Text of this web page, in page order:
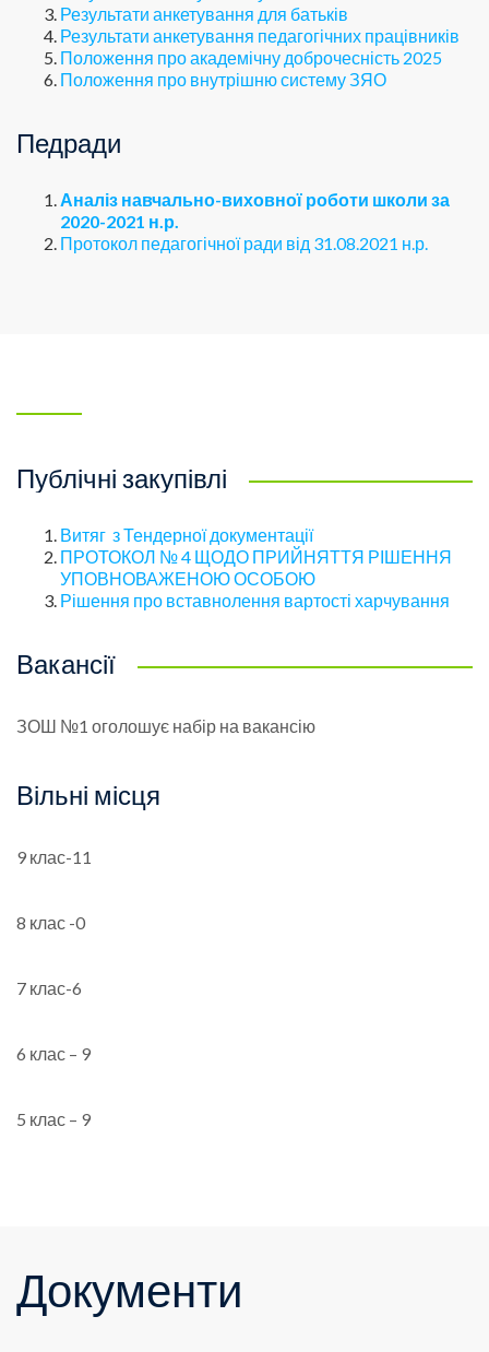
Результати анкетування для батьків
Результати анкетування педагогічних працівників
Положення про академічну доброчесність 2025
Положення про внутрішню систему ЗЯО
Педради
Аналіз навчально-виховної роботи школи за
2020-2021 н.р.
Протокол педагогічної ради від 31.08.2021 н.р.
Публічні закупівлі
Витяг з Тендерної документації
ПРОТОКОЛ № 4 ЩОДО ПРИЙНЯТТЯ РІШЕННЯ
УПОВНОВАЖЕНОЮ ОСОБОЮ
Рішення про вставнолення вартості харчування
Вакансії
ЗОШ №1 оголошує набір на вакансію
Вільні місця
9 клас-11
8 клас -0
7 клас-6
6 клас – 9
5 клас – 9
Документи